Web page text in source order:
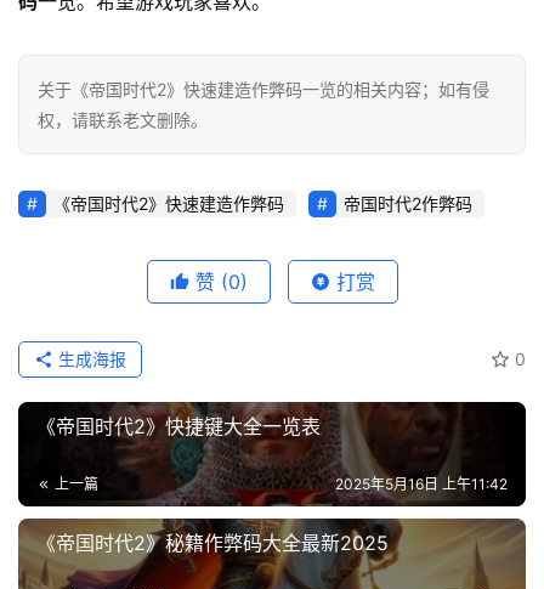
关于《帝国时代2》快速建造作弊码一览的相关内容；如有侵
权，请联系老文删除。
《帝国时代2》快速建造作弊码 帝国时代2作弊码
赞 (0) 打赏
0
生成海报
《帝国时代2》快捷键大全一览表
上一篇 2025年5月16日 上午11:42
《帝国时代2》秘籍作弊码大全最新2025